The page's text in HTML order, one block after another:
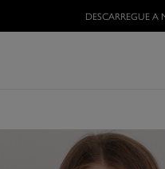
DESCARREGUE